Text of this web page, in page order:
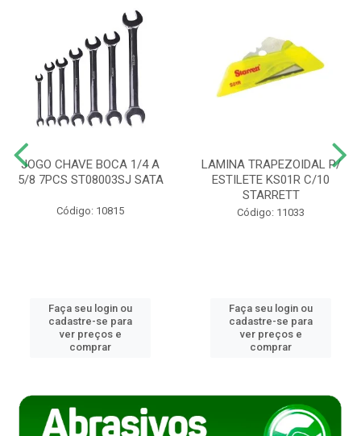
JOGO CHAVE BOCA 1/4 A
5/8 7PCS ST08003SJ SATA
Código: 10815
Faça seu login ou
cadastre-se para
ver preços e
comprar
LAMINA TRAPEZOIDAL P/
ESTILETE KS01R C/10
STARRETT
Código: 11033
Faça seu login ou
cadastre-se para
ver preços e
comprar